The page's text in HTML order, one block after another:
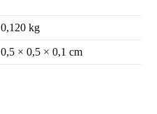
0,120 kg
0,5 × 0,5 × 0,1 cm